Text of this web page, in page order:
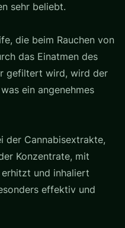
sehr beliebt.
die beim Rauchen von
das Einatmen des
gefiltert wird, wird der
ein angenehmes
der Cannabisextrakte,
Konzentrate, mit
und inhaliert
effektiv und